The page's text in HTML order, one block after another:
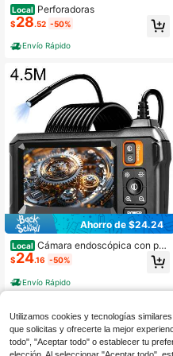
Local Perforadoras
$28.52 -50%
Envío Rápido
Ahorro de $24.24
Local Cámara endoscópica con pan
talla IPS de 4,5" e iluminación, cám
ara de inspección de alcantarillado
1080P con pantalla dividida, rotaci
ón de 180°, cable flexible IP67, ideal
iz.
$24.16 -50%
Envío Rápido
Utilizamos cookies y tecnologías
que solicitas y ofrecerte la mejor
todo", "Aceptar todo" o establecer tu